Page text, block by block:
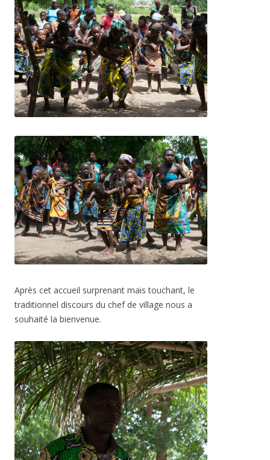
Après cet accueil surprenant mais touchant, le
traditionnel discours du chef de village nous a
souhaité la bienvenue.